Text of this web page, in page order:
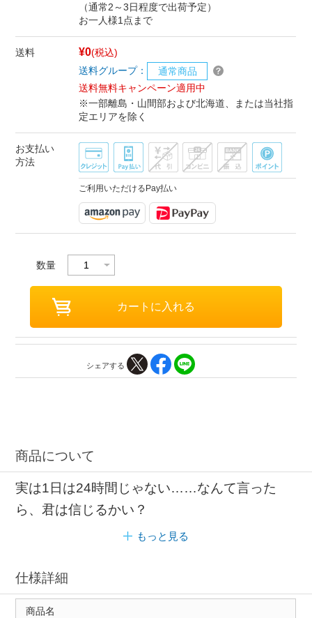
（通常2～3日程度で出荷予定）
お一人様1点まで
送料 ¥0(税込)
送料グループ：
通常商品
送料無料キャンペーン適用中
※一部離島・山間部および北海道、または当社指
定エリアを除く
お支払い
方法
ご利用いただけるPay払い
数量
シェアする
商品について
実は1日は24時間じゃない……なんて言った
ら、君は信じるかい？
もっと見る
仕様詳細
商品名